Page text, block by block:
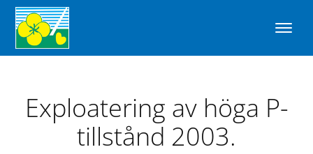
Exploatering av höga P-
tillstånd 2003.